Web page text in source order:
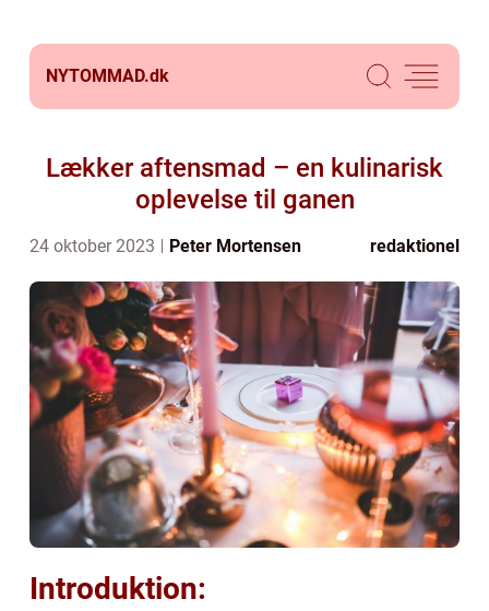
NYTOMMAD.dk
Lækker aftensmad – en kulinarisk
oplevelse til ganen
24 oktober 2023 Peter Mortensen redaktionel
Introduktion: